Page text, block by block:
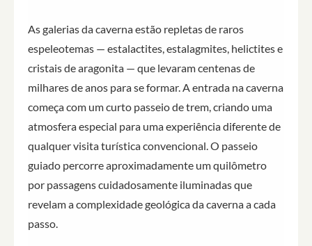
As galerias da caverna estão repletas de raros
espeleotemas — estalactites, estalagmites, helictites e
cristais de aragonita — que levaram centenas de
milhares de anos para se formar. A entrada na caverna
começa com um curto passeio de trem, criando uma
atmosfera especial para uma experiência diferente de
qualquer visita turística convencional. O passeio
guiado percorre aproximadamente um quilômetro
por passagens cuidadosamente iluminadas que
revelam a complexidade geológica da caverna a cada
passo.